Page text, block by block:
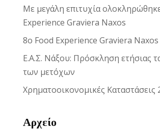
Με μεγάλη επιτυχία
Experience Graviera Naxos
8ο Food Experience Graviera Naxos
Ε.Α.Σ. Νάξου: Πρόσκληση ετήσιας
των μετόχων
Χρηματοοικονομικές Καταστάσεις
Αρχείο